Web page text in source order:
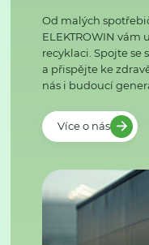
Od malých
ELEKTROWIN
recyklaci. Spojte
a přispějte ke
nás i budoucí
Více o nás